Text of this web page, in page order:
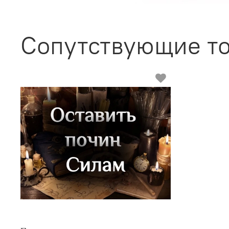
Сопутствующие